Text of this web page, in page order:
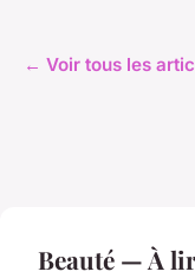
← Voir tous les
Beauté — À